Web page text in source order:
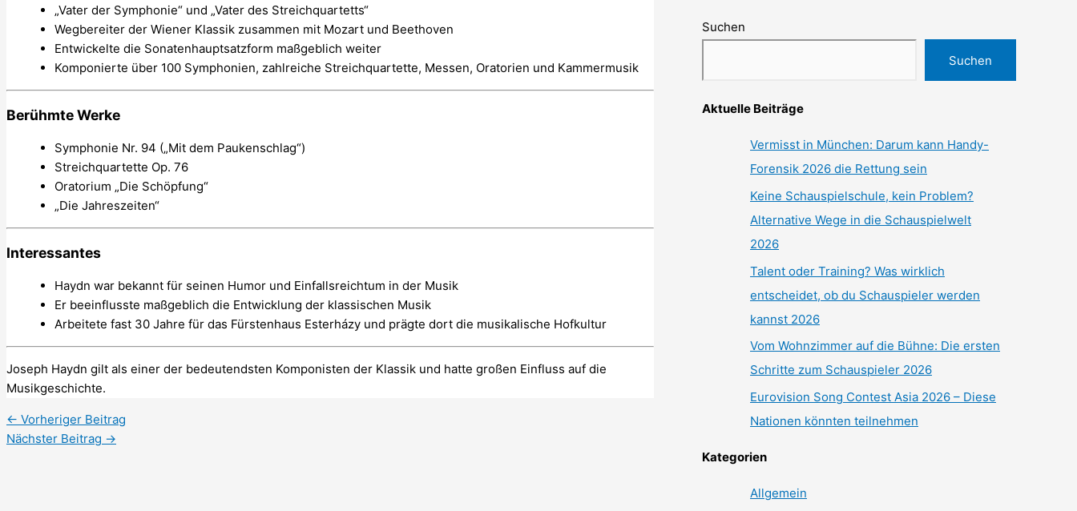
„Vater der Symphonie“ und „Vater des Streichquartetts“
Wegbereiter der Wiener Klassik zusammen mit Mozart und Beethoven
Entwickelte die Sonatenhauptsatzform maßgeblich weiter
Komponierte über 100 Symphonien, zahlreiche Streichquartette, Messen, Oratorien und Kammermusik
Berühmte Werke
Symphonie Nr. 94 („Mit dem Paukenschlag“)
Streichquartette Op. 76
Oratorium „Die Schöpfung“
„Die Jahreszeiten“
Interessantes
Haydn war bekannt für seinen Humor und Einfallsreichtum in der Musik
Er beeinflusste maßgeblich die Entwicklung der klassischen Musik
Arbeitete fast 30 Jahre für das Fürstenhaus Esterházy und prägte dort die musikalische Hofkultur
Joseph Haydn gilt als einer der bedeutendsten Komponisten der Klassik und hatte großen Einfluss auf die
Musikgeschichte.
← Vorheriger Beitrag
Nächster Beitrag →
Suchen
Suchen
Aktuelle Beiträge
Vermisst in München: Darum kann Handy-
Forensik 2026 die Rettung sein
Keine Schauspielschule, kein Problem?
Alternative Wege in die Schauspielwelt
2026
Talent oder Training? Was wirklich
entscheidet, ob du Schauspieler werden
kannst 2026
Vom Wohnzimmer auf die Bühne: Die ersten
Schritte zum Schauspieler 2026
Eurovision Song Contest Asia 2026 – Diese
Nationen könnten teilnehmen
Kategorien
Allgemein